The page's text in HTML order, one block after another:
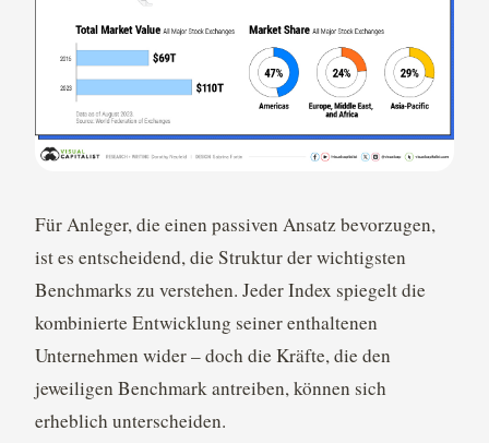
Für Anleger, die einen passiven Ansatz bevorzugen,
ist es entscheidend, die Struktur der wichtigsten
Benchmarks zu verstehen. Jeder Index spiegelt die
kombinierte Entwicklung seiner enthaltenen
Unternehmen wider – doch die Kräfte, die den
jeweiligen Benchmark antreiben, können sich
erheblich unterscheiden.